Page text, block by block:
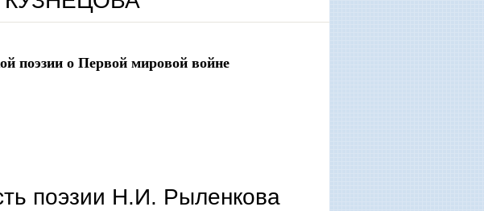
поэзии о Первой мировой войне
поэзии Н.И. Рыленкова